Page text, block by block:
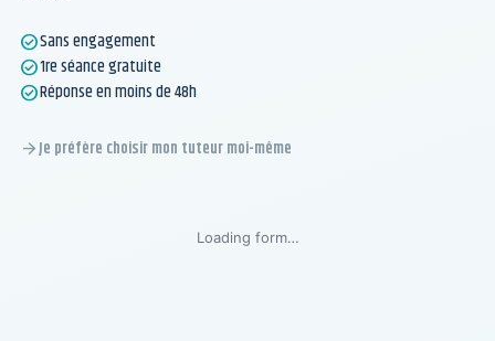
check_circleSans engagement
check_circle1re séance gratuite
check_circleRéponse en moins de 48h
arrow_forwardJe préfère choisir mon tuteur moi-même
Loading form…